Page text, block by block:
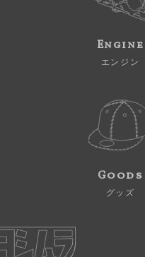
Engine
エンジン
Goods
グッズ